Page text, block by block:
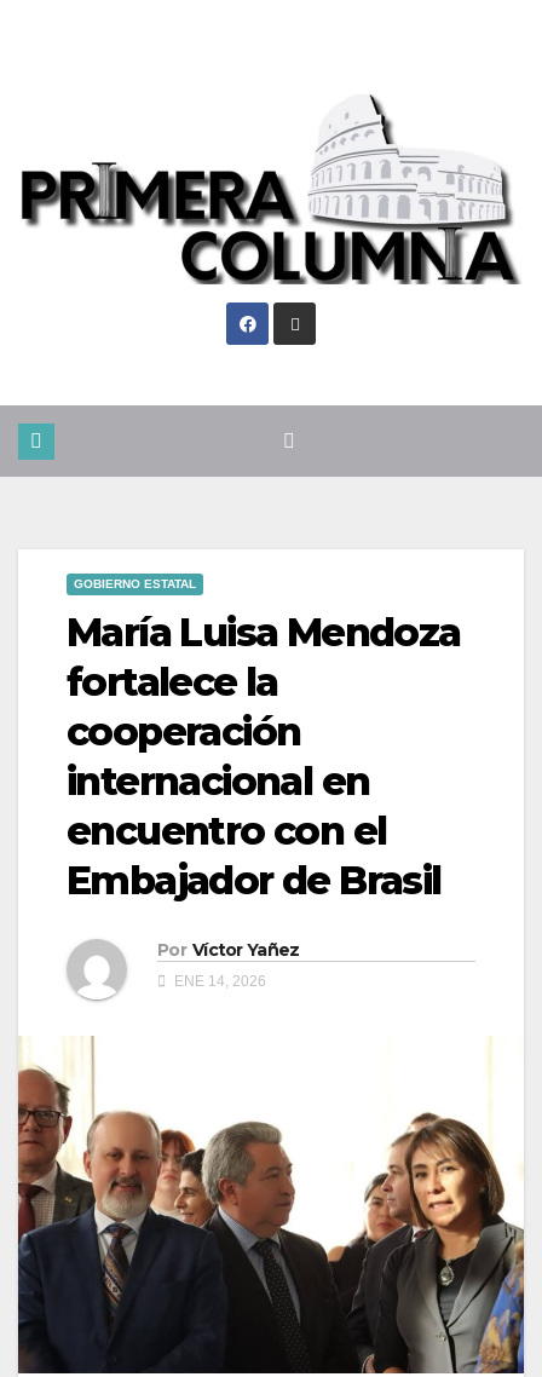
GOBIERNO ESTATAL
María Luisa Mendoza
fortalece la
cooperación
internacional en
encuentro con el
Embajador de Brasil
Por Víctor Yañez
ENE 14, 2026